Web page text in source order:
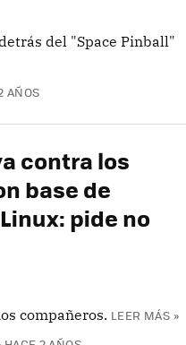
del "Space Pinball"
AÑOS
contra los
base de
pide no
compañeros. LEER MÁS »